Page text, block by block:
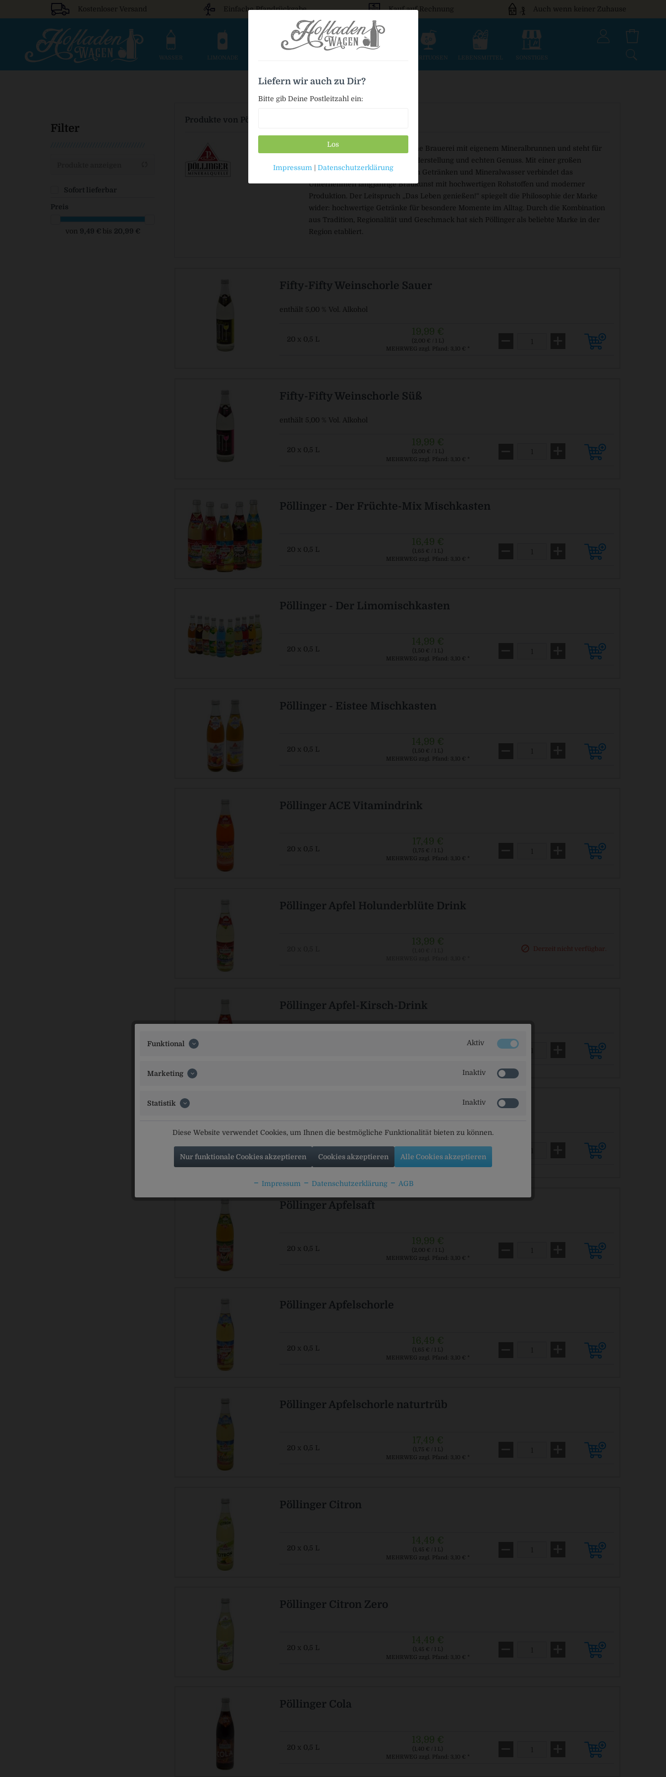
Kostenloser Versand Einfache Pfandrückgabe Kauf auf Rechnung Auch wenn keiner Zuhause
WASSER LIMONADE SPIRITUOSEN LEBENSMITTEL SONSTIGES
Filter
Sofort lieferbar
Preis
von 9,49 € bis 20,99 €
Produkte von Pöllinger GmbH & Co. KG
Pöllinger ist eine mittelständische Brauerei mit eigenem Mineralbrunnen und steht für
regionale Qualität, traditionelle Herstellung und echten Genuss. Mit einer großen
Auswahl an Bieren, alkoholfreien Getränken und Mineralwasser verbindet das
Unternehmen langjährige Braukunst mit hochwertigen Rohstoffen und moderner
Produktion. Der Leitspruch „Das Leben genießen!“ spiegelt die Philosophie der Marke
wider: hochwertige Getränke für besondere Momente im Alltag. Durch die Kombination
aus Tradition, Regionalität und Geschmack hat sich Pöllinger als beliebte Marke in der
Region etabliert.
Fifty-Fifty Weinschorle Sauer
enthält 5,00 % Vol. Alkohol
20 x 0,5 L
19,99 €
(2,00 € / 1 L)
MEHRWEG zzgl. Pfand: 3,10 € *
Fifty-Fifty Weinschorle Süß
enthält 5,00 % Vol. Alkohol
20 x 0,5 L
19,99 €
(2,00 € / 1 L)
MEHRWEG zzgl. Pfand: 3,10 € *
Pöllinger - Der Früchte-Mix Mischkasten
20 x 0,5 L
16,49 €
(1,65 € / 1 L)
MEHRWEG zzgl. Pfand: 3,10 € *
Pöllinger - Der Limomischkasten
20 x 0,5 L
14,99 €
(1,50 € / 1 L)
MEHRWEG zzgl. Pfand: 3,10 € *
Pöllinger - Eistee Mischkasten
20 x 0,5 L
14,99 €
(1,50 € / 1 L)
MEHRWEG zzgl. Pfand: 3,10 € *
Pöllinger ACE Vitamindrink
20 x 0,5 L
17,49 €
(1,75 € / 1 L)
MEHRWEG zzgl. Pfand: 3,10 € *
Pöllinger Apfel Holunderblüte Drink
13,99 €
Derzeit nicht verfügbar.
Pöllinger Apfel-Kirsch-Drink
20 x 0,5 L
MEHRWEG zzgl. Pfand: 3,10 € *
Pöllinger Apfelsaft
20 x 0,5 L
19,99 €
(2,00 € / 1 L)
MEHRWEG zzgl. Pfand: 3,10 € *
Pöllinger Apfelschorle
20 x 0,5 L
16,49 €
(1,65 € / 1 L)
MEHRWEG zzgl. Pfand: 3,10 € *
Pöllinger Apfelschorle naturtrüb
20 x 0,5 L
17,49 €
(1,75 € / 1 L)
MEHRWEG zzgl. Pfand: 3,10 € *
Pöllinger Citron
20 x 0,5 L
14,49 €
(1,45 € / 1 L)
MEHRWEG zzgl. Pfand: 3,10 € *
Pöllinger Citron Zero
20 x 0,5 L
14,49 €
(1,45 € / 1 L)
MEHRWEG zzgl. Pfand: 3,10 € *
Pöllinger Cola
20 x 0,5 L
13,99 €
(1,40 € / 1 L)
MEHRWEG zzgl. Pfand: 3,10 € *
Funktional Aktiv
Marketing Inaktiv
Statistik Inaktiv
Diese Website verwendet Cookies, um Ihnen die bestmögliche Funktionalität bieten zu können.
Nur funktionale Cookies akzeptieren Cookies akzeptieren Alle Cookies akzeptieren
Impressum Datenschutzerklärung AGB
Liefern wir auch zu Dir?
Bitte gib Deine Postleitzahl ein:
Los
Impressum | Datenschutzerklärung